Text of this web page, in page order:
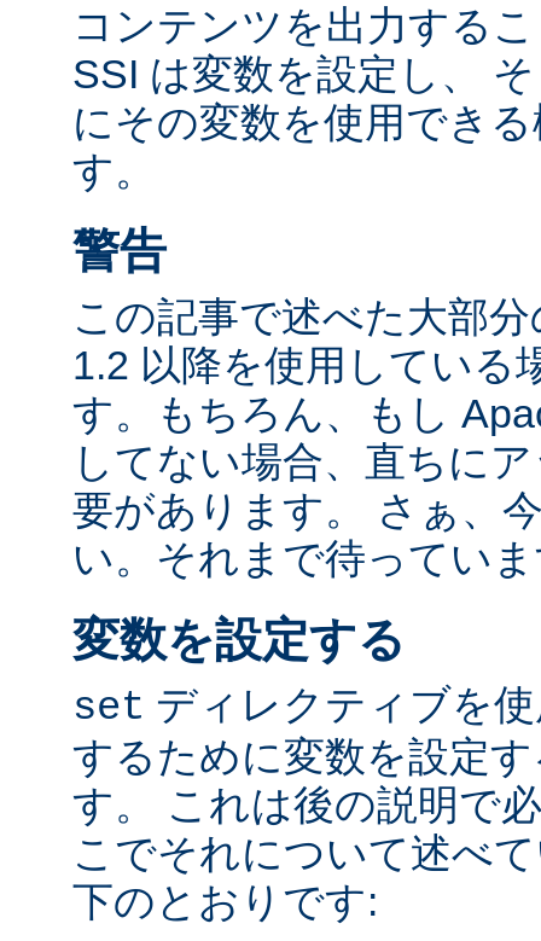
コンテンツを出力する
SSI は変数を設定し、
にその変数を使用でき
す。
警告
この記事で述べた大部
1.2 以降を使用している
す。もちろん、もし
してない場合、直ちに
要があります。 さぁ、
い。それまで待ってい
変数を設定する
set ディレクティブを
するために変数を設定
す。 これは後の説明で
こでそれについて述べ
下のとおりです: